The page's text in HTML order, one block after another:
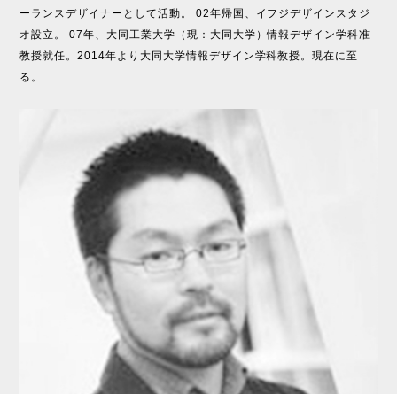
ーランスデザイナーとして活動。 02年帰国、イフジデザインスタジ
オ設立。 07年、大同工業大学（現：大同大学）情報デザイン学科准
教授就任。2014年より大同大学情報デザイン学科教授。現在に至
る。